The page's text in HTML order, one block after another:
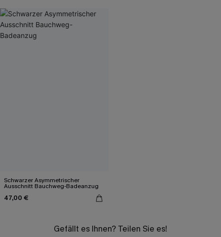
Schwarzer Asymmetrischer
Ausschnitt Bauchweg-Badeanzug
47,00 €
Gefällt es Ihnen? Teilen Sie es!